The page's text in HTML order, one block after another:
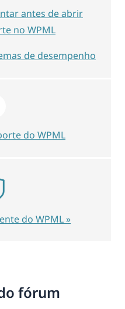
fórum
antes de abrir
no WPML
de desempenho
do WPML
do WPML »